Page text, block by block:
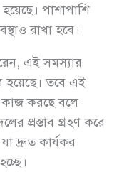
হয়েছে। পাশাপাশি
রাখা হবে।
এই সমস্যার
হয়েছে। তবে এই
কাজ করছে বলে
প্রস্তাব গ্রহণ করে
দ্রুত কার্যকর